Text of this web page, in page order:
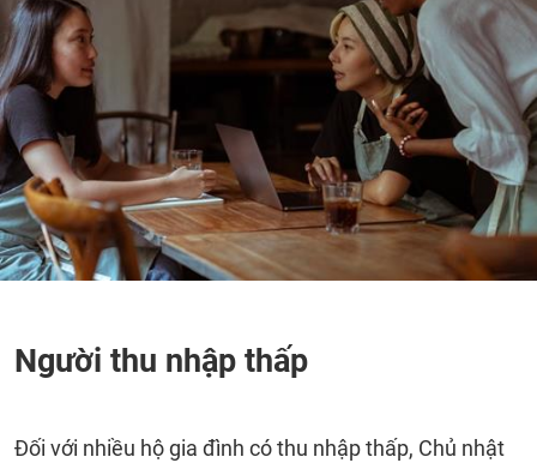
Người thu nhập thấp
Đối với nhiều hộ gia đình có thu nhập thấp, Chủ nhật